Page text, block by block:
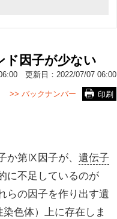
ド因子が少ない
更新日： 2022/07/07 06:00
印刷
>> バックナンバー
第Ⅸ因子が、 遺伝子
に不足しているのが
らの因子を作り出す遺
色体）上に存在しま